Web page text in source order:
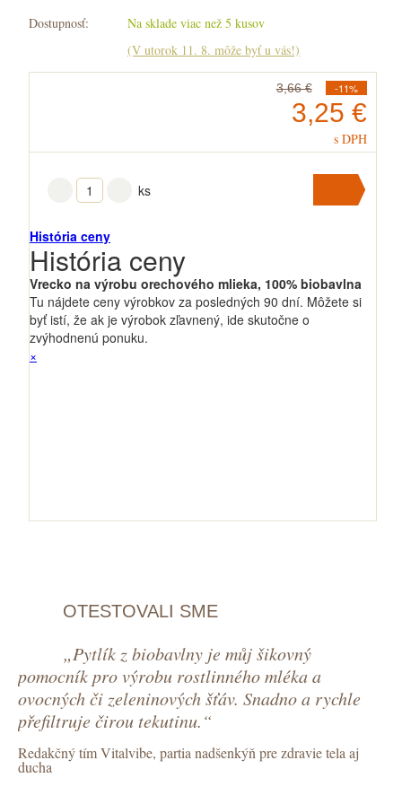
Dostupnosť:
Na sklade viac než 5 kusov
(V utorok 11. 8. môže byť u vás!)
3,66 € -11%
3,25 €
s DPH
ks Vložiť
V košíkumáteks
História ceny
História ceny
Vrecko na výrobu orechového mlieka, 100% biobavlna
Tu nájdete ceny výrobkov za posledných 90 dní. Môžete si
byť istí, že ak je výrobok zľavnený, ide skutočne o
zvýhodnenú ponuku.
×
OTESTOVALI SME
„Pytlík z biobavlny je můj šikovný
pomocník pro výrobu rostlinného mléka a
ovocných či zeleninových šťáv. Snadno a rychle
přefiltruje čirou tekutinu.“
Redakčný tím Vitalvibe, partia nadšenkýň pre zdravie tela aj
ducha